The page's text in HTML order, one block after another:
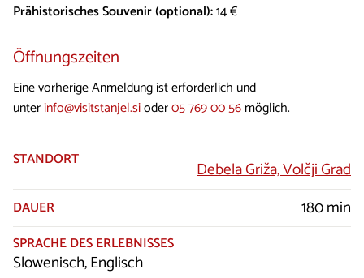
Prähistorisches Souvenir (optional):14 €
Öffnungszeiten
Eine vorherige Anmeldung ist erforderlich und
unterinfo@visitstanjel.sioder05 769 00 56möglich.
STANDORT Debela Griža, Volčji Grad
DAUER 180 min
SPRACHE DES ERLEBNISSES
Slowenisch, Englisch